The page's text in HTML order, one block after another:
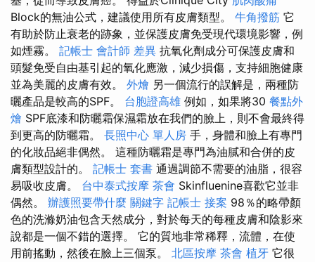
Block的無油公式，建議使用所有皮膚類型。 牛角撥筋 它
有助於防止衰老的跡象，並保護皮膚免受現代環境影響，例
如煙霧。 記帳士 會計師 差異 抗氧化劑成分可保護皮膚和
頭髮免受自由基引起的氧化應激，減少損傷，支持細胞健康
並為美麗的皮膚有效。 外燴 另一個流行的誤解是，兩種防
曬產品是較高的SPF。 台胞證高雄 例如，如果將30 餐點外
燴 SPF底漆和防曬霜保濕霜放在我們的臉上，則不會最終得
到更高的防曬霜。 長照中心 單人房 手，身體和臉上有專門
的化妝品絕非偶然。 這種防曬霜是專門為油膩和合併的皮
膚類型設計的。 記帳士 套書 通過調節不需要的油脂，很容
易吸收皮膚。 台中泰式按摩 茶會 Skinfluenine喜歡它並非
偶然。 辦護照要帶什麼 關鍵字 記帳士 接案 98％的略帶顏
色的洗滌奶油包含天然成分，對於每天的每種皮膚和陰影來
說都是一個不錯的選擇。 它的質地非常稀釋，流體，在使
用前搖動，然後在臉上三個泵。 北區按摩 茶會 植牙 它很